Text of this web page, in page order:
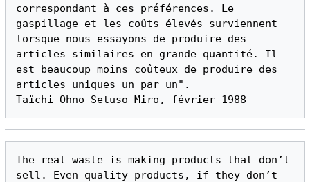
correspondant à ces préférences. Le
gaspillage et les coûts élevés surviennent
lorsque nous essayons de produire des
articles similaires en grande quantité. Il
est beaucoup moins coûteux de produire des
articles uniques un par un".
The real waste is making products that don’t
sell. Even quality products, if they don’t